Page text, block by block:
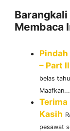
Barangkali
Membaca
– Part
belas
Maafkan...
Terima
Kasih
pesawat